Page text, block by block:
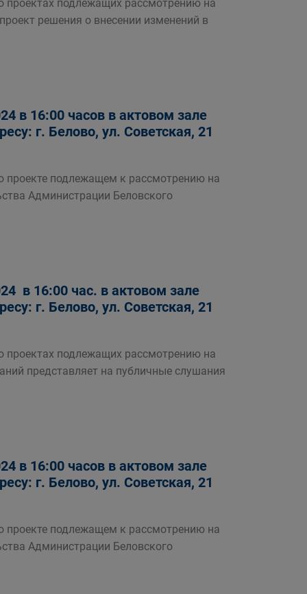
подлежащих рассмотрению на
решения о внесении изменений в
в 16:00 часов в актовом зале
г. Белово, ул. Советская, 21
подлежащем к рассмотрению на
Администрации Беловского
в 16:00 час. в актовом зале
г. Белово, ул. Советская, 21
подлежащих рассмотрению на
представляет на публичные слушания
в 16:00 часов в актовом зале
г. Белово, ул. Советская, 21
подлежащем к рассмотрению на
Администрации Беловского